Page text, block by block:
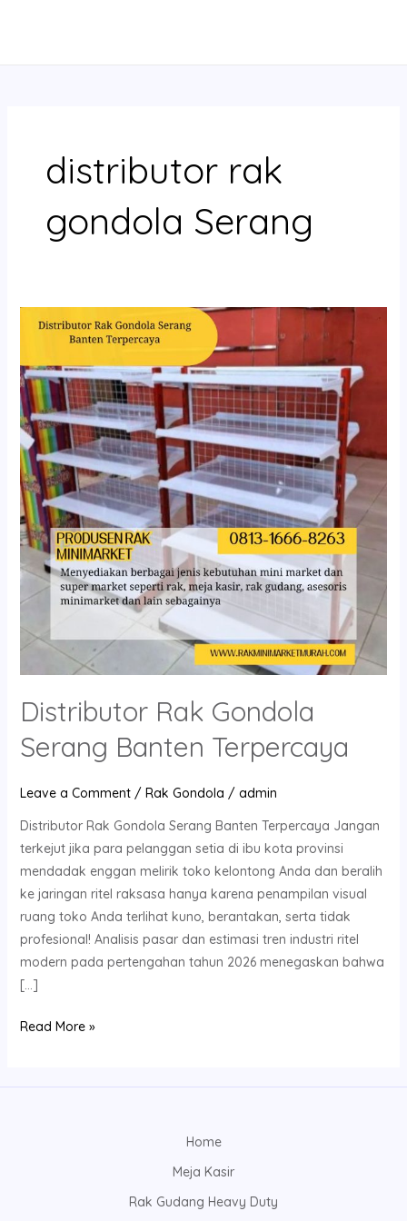
distributor rak
gondola Serang
Distributor Rak Gondola
Serang Banten Terpercaya
Leave a Comment / Rak Gondola / admin
Distributor Rak Gondola Serang Banten Terpercaya Jangan
terkejut jika para pelanggan setia di ibu kota provinsi
mendadak enggan melirik toko kelontong Anda dan beralih
ke jaringan ritel raksasa hanya karena penampilan visual
ruang toko Anda terlihat kuno, berantakan, serta tidak
profesional! Analisis pasar dan estimasi tren industri ritel
modern pada pertengahan tahun 2026 menegaskan bahwa
[…]
Distributor
Gondola
Serang
Banten
Terpercaya
Read More »
Home
Meja Kasir
Rak Gudang Heavy Duty